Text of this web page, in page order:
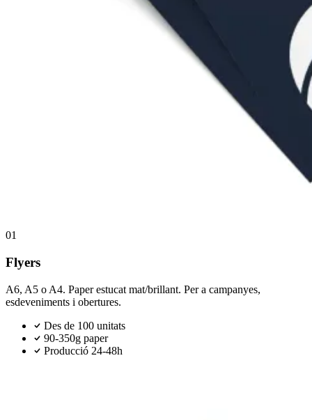
01
Flyers
A6, A5 o A4. Paper estucat mat/brillant. Per a campanyes,
esdeveniments i obertures.
Des de 100 unitats
90-350g paper
Producció 24-48h